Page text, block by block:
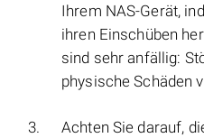
Ihrem NAS-Gerät,
ihren Einschüben
sind sehr anfällig:
physische Schäden
Achten Sie darauf,